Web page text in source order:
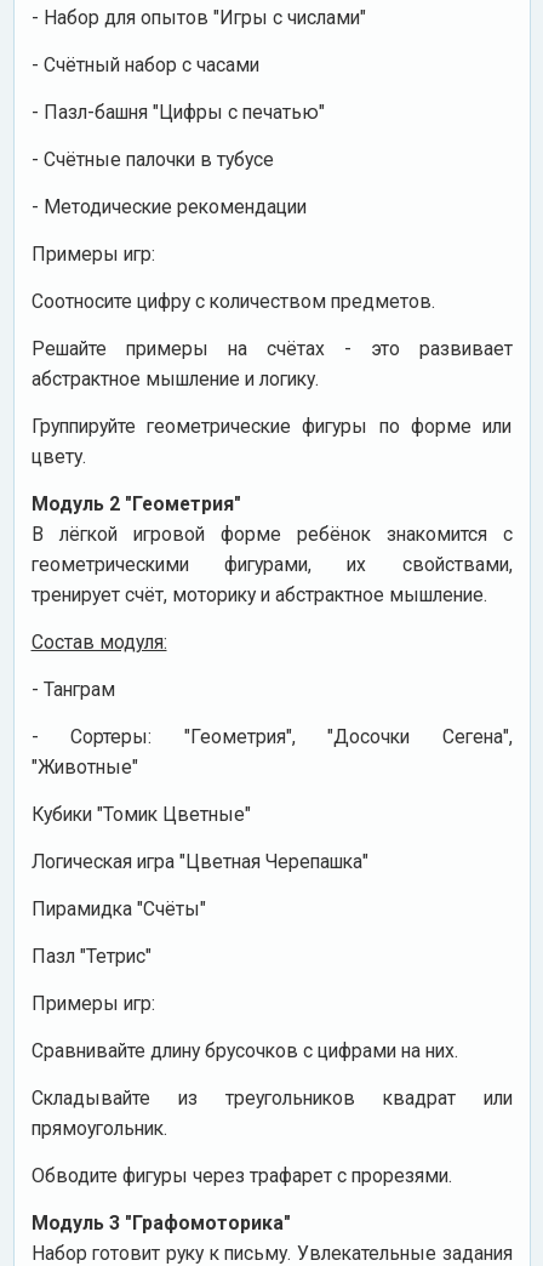
- Набор для опытов "Игры с числами"
- Счётный набор с часами
- Пазл-башня "Цифры с печатью"
- Счётные палочки в тубусе
- Методические рекомендации
Примеры игр:
Соотносите цифру с количеством предметов.
Решайте примеры на счётах - это развивает
абстрактное мышление и логику.
Группируйте геометрические фигуры по форме или
цвету.
Модуль 2 "Геометрия"
В лёгкой игровой форме ребёнок знакомится с
геометрическими фигурами, их свойствами,
тренирует счёт, моторику и абстрактное мышление.
Состав модуля:
- Танграм
- Сортеры: "Геометрия", "Досочки Сегена",
"Животные"
Кубики "Томик Цветные"
Логическая игра "Цветная Черепашка"
Пирамидка "Счёты"
Пазл "Тетрис"
Примеры игр:
Сравнивайте длину брусочков с цифрами на них.
Складывайте из треугольников квадрат или
прямоугольник.
Обводите фигуры через трафарет с прорезями.
Модуль 3 "Графомоторика"
Набор готовит руку к письму. Увлекательные задания